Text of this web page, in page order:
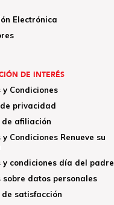
Electrónica
DE INTERÉS
y Condiciones
privacidad
de afiliación
Condiciones Renueve su
y condiciones día del padre
sobre datos personales
de satisfacción